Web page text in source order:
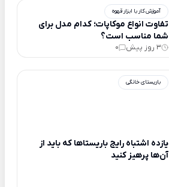
آموزش کار با ابزار قهوه
تفاوت انواع موکاپات؛ کدام مدل برای
شما مناسب‌ است؟
3 روز پیش 0
باریستای خانگی
یازده اشتباه رایج باریستاها که باید از
آن‌ها پرهیز کنید